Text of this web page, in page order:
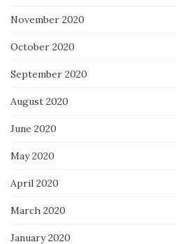
November 2020
October 2020
September 2020
August 2020
June 2020
May 2020
April 2020
March 2020
January 2020